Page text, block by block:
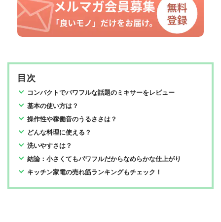
目次
コンパクトでパワフルな話題のミキサーをレビュー
基本の使い方は？
操作性や稼働音のうるささは？
どんな料理に使える？
洗いやすさは？
結論：小さくてもパワフルだからなめらかな仕上がり
キッチン家電の売れ筋ランキングもチェック！